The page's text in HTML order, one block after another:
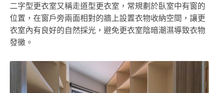
二字型更衣室又稱走道型更衣室，常規劃於臥室中有窗的
位置，在窗戶旁兩面相對的牆上設置衣物收納空間，讓更
衣室內有良好的自然採光，避免更衣室陰暗潮濕導致衣物
發黴。